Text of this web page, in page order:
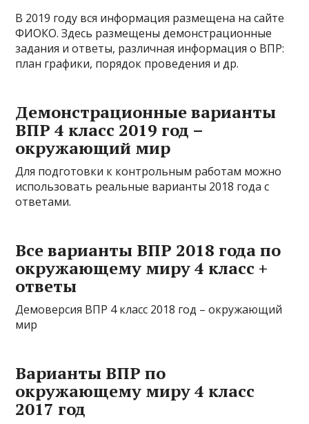
В 2019 году вся информация размещена на сайте
ФИОКО. Здесь размещены демонстрационные
задания и ответы, различная информация о ВПР:
план графики, порядок проведения и др.
Демонстрационные варианты
ВПР 4 класс 2019 год –
окружающий мир
Для подготовки к контрольным работам можно
использовать реальные варианты 2018 года с
ответами.
Все варианты ВПР 2018 года по
окружающему миру 4 класс +
ответы
Демоверсия ВПР 4 класс 2018 год – окружающий
мир
Варианты ВПР по
окружающему миру 4 класс
2017 год